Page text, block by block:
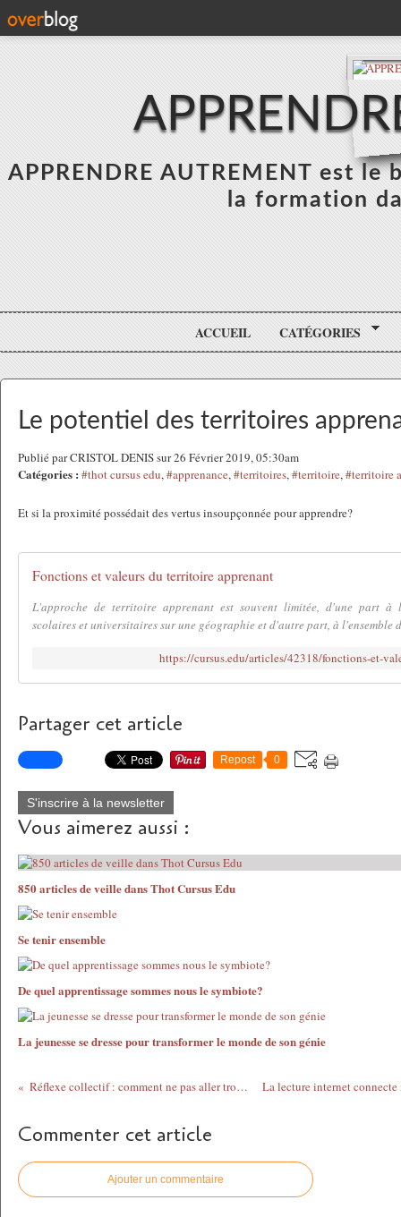
APPRENDRE AUTREMENT est
la formation
ACCUEIL CATÉGORIES
Le potentiel des territoires
Publié par CRISTOL DENIS sur 26 Février 2019, 05:30am
Catégories : #thot cursus edu,#apprenance,#territoires,#territoire,#territoire
Et si la proximité possédait des vertus insoupçonnée pour apprendre?
Fonctions et valeurs du territoire apprenant
L'approche de territoire apprenant est souvent limitée, d'une part à
scolaires et universitaires sur une géographie et d'autre part, à l'ensemble
https://cursus.edu/articles/42318/fonctions-et-
Partager cet article
Repost 0
S'inscrire à la newsletter
Vous aimerez aussi :
850 articles de veille dans Thot Cursus Edu
Se tenir ensemble
De quel apprentissage sommes nous le symbiote?
La jeunesse se dresse pour transformer le monde de son génie
Réflexe collectif : comment ne pas aller trop loin
Commenter cet article
Ajouter un commentaire